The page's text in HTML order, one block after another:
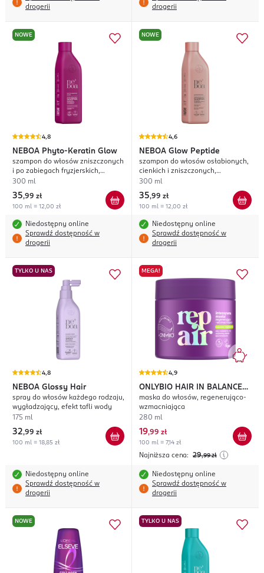
drogerii
drogerii
NOWE
4,8
NEBOA Phyto-Keratin Glow
szampon do włosów zniszczonych
i po zabiegach fryzjerskich,
wygładzający
300 ml
35,99 zł
100 ml = 12,00 zł
Niedostępny online
Sprawdź dostępność w
drogerii
NOWE
4,6
NEBOA Glow Peptide
szampon do włosów osłabionych,
cienkich i zniszczonych,
odbudowujący, pielęgnacja anti-
300 ml
35,99 zł
100 ml = 12,00 zł
Niedostępny online
Sprawdź dostępność w
drogerii
TYLKO U NAS
4,8
NEBOA Glossy Hair
spray do włosów każdego rodzaju,
wygładzający, efekt tafli wody
175 ml
32,99 zł
100 ml = 18,85 zł
Niedostępny online
Sprawdź dostępność w
drogerii
MEGA!
4,9
ONLYBIO HAIR IN BALANCE
Repair
maska do włosów, regenerująco-
wzmacniająca
280 ml
19,99 zł
100 ml = 7,14 zł
Najniższa cena: 29,99 zł
Niedostępny online
Sprawdź dostępność w
drogerii
NOWE TYLKO U NAS